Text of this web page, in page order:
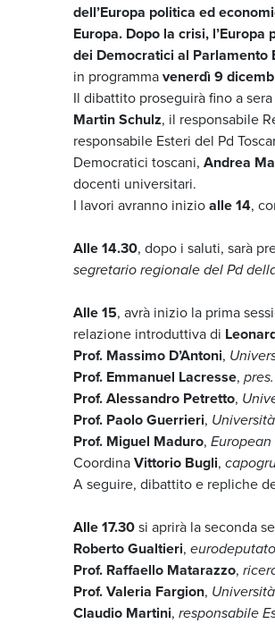
dell’Europa politica ed
Europa. Dopo la crisi, l’Europa
dei Democratici al Parlamento
in programmavenerdì 9
Il dibattito proseguirà fino a
Martin Schulz, il responsabile
responsabile Esteri del Pd
Democratici toscani, Andrea
docenti universitari.
I lavori avranno inizioalle 14,
Alle 14.30, dopo i saluti, sarà
segretario regionale del Pd
Alle 15, avrà inizio la prima
relazione introduttiva di
Prof. Massimo D’Antoni,
Prof. Emmanuel Lacresse,
Prof. Alessandro Petretto,
Prof. Paolo Guerrieri,
Prof. Miguel Maduro,
CoordinaVittorio Bugli,
A seguire, dibattito e repliche
Alle 17.30si aprirà la seconda
Roberto Gualtieri,
Prof. Raffaello Matarazzo,
Prof. Valeria Fargion,
Claudio Martini, responsabile